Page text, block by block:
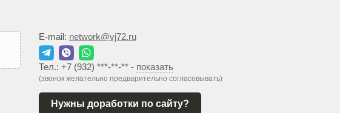
E-mail: network@vj72.ru
Тел.: +7 (932) ***-**-** - показать
(звонок желательно предварительно согласовывать)
Нужны доработки по сайту?